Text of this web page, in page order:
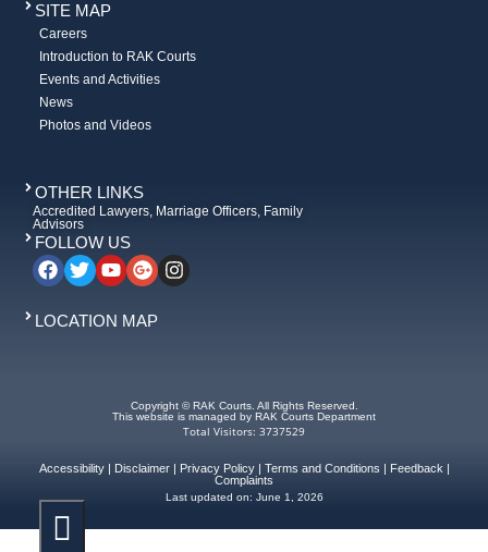
SITE MAP
Careers
Introduction to RAK Courts
Events and Activities
News
Photos and Videos
OTHER LINKS
Accredited Lawyers, Marriage Officers, Family
Advisors
FOLLOW US
LOCATION MAP
Copyright © RAK Courts. All Rights Reserved.
This website is managed by RAK Courts Department
Total Visitors: 3737529
Accessibility| Disclaimer| Privacy Policy| Terms and Conditions Feedback
Complaints
Last updated on: June 1, 2026